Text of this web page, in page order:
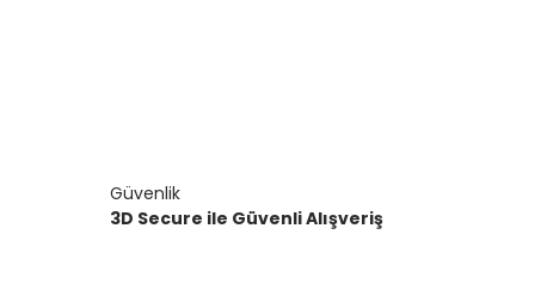
Güvenlik
3D Secure ile Güvenli Alışveriş